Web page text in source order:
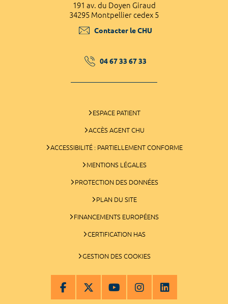
191 av. du Doyen Giraud
34295 Montpellier cedex 5
Contacter le CHU
04 67 33 67 33
ESPACE PATIENT
ACCÈS AGENT CHU
ACCESSIBILITÉ : PARTIELLEMENT CONFORME
MENTIONS LÉGALES
PROTECTION DES DONNÉES
PLAN DU SITE
FINANCEMENTS EUROPÉENS
CERTIFICATION HAS
GESTION DES COOKIES